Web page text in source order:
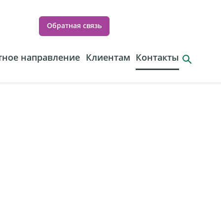
Обратная связь
направление Клиентам Контакты